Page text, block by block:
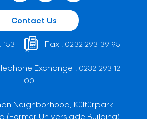
Contact Us
153 Fax : 0232 293 39 95
Exchange : 0232 293 12
00
Neighborhood, Kültürpark
(Former Universiade Building)